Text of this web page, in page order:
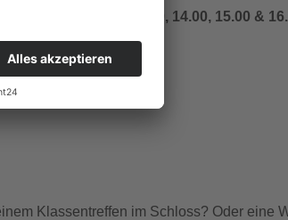
um 11.00, 12.00, 14.00, 15.00 &
Klassentreffen im Schloss? Oder eine